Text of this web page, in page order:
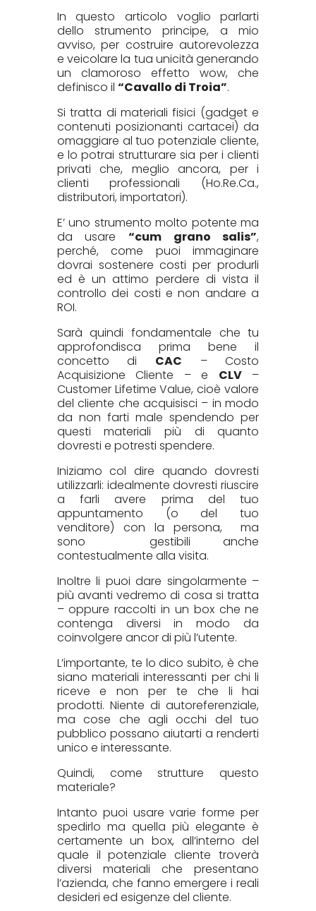
In questo articolo voglio parlarti
dello strumento principe, a mio
avviso, per costruire autorevolezza
e veicolare la tua unicità generando
un clamoroso effetto wow, che
definisco il “Cavallo di Troia”.
Si tratta di materiali fisici (gadget e
contenuti posizionanti cartacei) da
omaggiare al tuo potenziale cliente,
e lo potrai strutturare sia per i clienti
privati che, meglio ancora, per i
clienti professionali (Ho.Re.Ca.,
distributori, importatori).
E’ uno strumento molto potente ma
da usare “cum grano salis”,
perché, come puoi immaginare
dovrai sostenere costi per produrli
ed è un attimo perdere di vista il
controllo dei costi e non andare a
ROI.
Sarà quindi fondamentale che tu
approfondisca prima bene il
concetto di CAC – Costo
Acquisizione Cliente – e CLV–
Customer Lifetime Value, cioè valore
del cliente che acquisisci – in modo
da non farti male spendendo per
questi materiali più di quanto
dovresti e potresti spendere.
Iniziamo col dire quando dovresti
utilizzarli: idealmente dovresti riuscire
a farli avere prima del tuo
appuntamento (o del tuo
venditore) con la persona, ma
sono gestibili anche
contestualmente alla visita.
Inoltre li puoi dare singolarmente –
più avanti vedremo di cosa si tratta
– oppure raccolti in un box che ne
contenga diversi in modo da
coinvolgere ancor di più l’utente.
L’importante, te lo dico subito, è che
siano materiali interessanti per chi li
riceve e non per te che li hai
prodotti. Niente di autoreferenziale,
ma cose che agli occhi del tuo
pubblico possano aiutarti a renderti
unico e interessante.
Quindi, come strutture questo
materiale?
Intanto puoi usare varie forme per
spedirlo ma quella più elegante è
certamente un box, all’interno del
quale il potenziale cliente troverà
diversi materiali che presentano
l’azienda, che fanno emergere i reali
desideri ed esigenze del cliente.